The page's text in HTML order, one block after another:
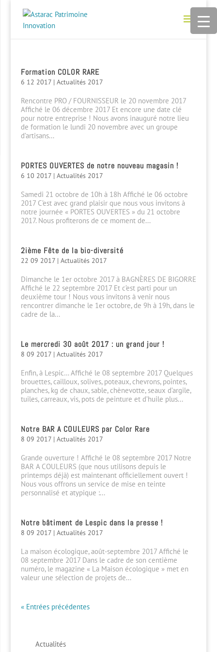
Formation COLOR RARE
6 12 2017| Actualités 2017
Rencontre PRO / FOURNISSEUR le 20 novembre 2017
Affiché le 06 décembre 2017 Et encore une date clé
pour notre entreprise ! Nous avons inauguré notre lieu
de formation le lundi 20 novembre avec un groupe
d’artisans...
PORTES OUVERTES de notre nouveau magasin !
6 10 2017| Actualités 2017
Samedi 21 octobre de 10h à 18h Affiché le 06 octobre
2017 C’est avec grand plaisir que nous vous invitons à
notre journée « PORTES OUVERTES » du 21 octobre
2017. Nous profiterons de ce moment de...
2ième Fête de la bio-diversité
22 09 2017| Actualités 2017
Dimanche le 1er octobre 2017 à BAGNÈRES DE BIGORRE
Affiché le 22 septembre 2017 Et c’est parti pour un
deuxième tour ! Nous vous invitons à venir nous
rencontrer dimanche le 1er octobre, de 9h à 19h, dans le
cadre de la...
Le mercredi 30 août 2017 : un grand jour !
8 09 2017| Actualités 2017
Enfin, à Lespic… Affiché le 08 septembre 2017 Quelques
brouettes, cailloux, solives, poteaux, chevrons, pointes,
planches, kg de chaux, sable, chènevotte, seaux d’argile,
tuiles, carreaux, vis, pots de peinture et d’huile plus...
Notre BAR A COULEURS par Color Rare
8 09 2017| Actualités 2017
Grande ouverture ! Affiché le 08 septembre 2017 Notre
BAR A COULEURS (que nous utilisons depuis le
printemps déjà) est maintenant officiellement ouvert !
Nous vous offrons un service de mise en teinte
personnalisé et atypique :...
Notre bâtiment de Lespic dans la presse !
8 09 2017| Actualités 2017
La maison écologique, août-septembre 2017 Affiché le
08 septembre 2017 Dans le cadre de son centième
numéro, le magazine « La Maison écologique » met en
valeur une sélection de projets de...
« Entrées précédentes
Actualités